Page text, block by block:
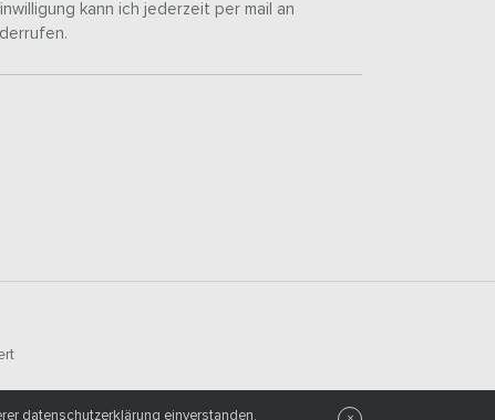
kann ich jederzeit per mail an
datenschutzerklärung einverstanden.